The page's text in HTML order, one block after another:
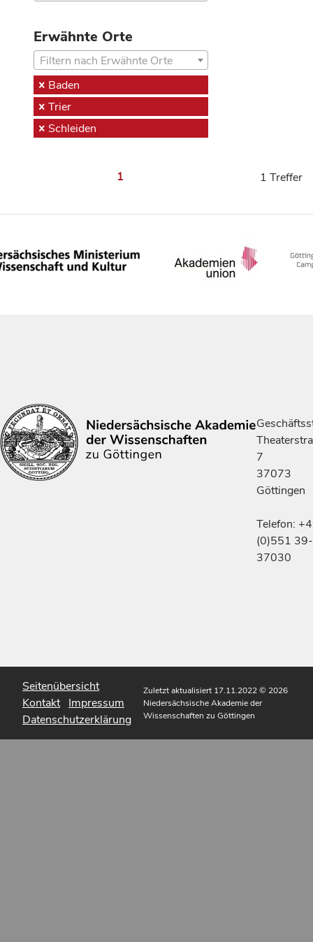
Erwähnte Orte
Filtern nach Erwähnte Orte
Baden
Trier
Schleiden
1 1 Treffer
7
37073
Göttingen
Telefon:
(0)551 39-
37030
Seitenübersicht
Kontakt Impressum
Datenschutzerklärung
Zuletzt aktualisiert 17.11.2022© 2026
Niedersächsische Akademie der
Wissenschaften zu Göttingen